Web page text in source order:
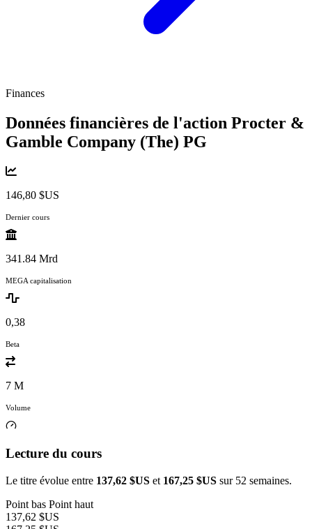
Finances
Données financières de l'action Procter &
Gamble Company (The) PG
146,80 $US
Dernier cours
341.84 Mrd
MEGA capitalisation
0,38
Beta
7 M
Volume
Lecture du cours
Le titre évolue entre 137,62 $US et 167,25 $US sur 52 semaines.
Point bas Point haut
137,62 $US